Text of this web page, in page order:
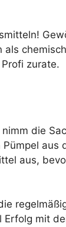
zurate.
die
aus
aus,
mit